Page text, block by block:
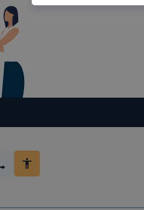
használja leginkább,
tétele, a cookie-k
előfordulhat, hogy